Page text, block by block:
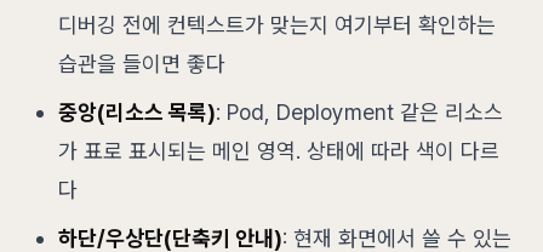
디버깅 전에 컨텍스트가 맞는지 여기부터 확인하는
습관을 들이면 좋다
중앙(리소스 목록): Pod, Deployment 같은 리소스
가 표로 표시되는 메인 영역. 상태에 따라 색이 다르
다
하단/우상단(단축키 안내): 현재 화면에서 쓸 수 있는